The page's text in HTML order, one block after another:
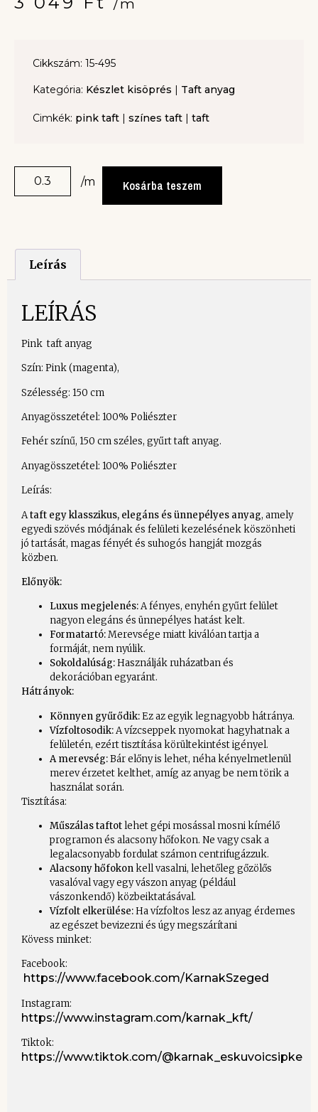
/m
Cikkszám: 15-495
Kategória: Készlet kisöprés | Taft anyag
Cimkék: pink taft | színes taft | taft
/m Kosárba teszem
Leírás
LEÍRÁS
Pink taft anyag
Szín: Pink (magenta),
Szélesség: 150 cm
Anyagösszetétel: 100% Poliészter
Fehér színű, 150 cm széles, gyűrt taft anyag.
Anyagösszetétel: 100% Poliészter
Leírás:
Ataft egy klasszikus, elegáns és ünnepélyes anyag, amely
egyedi szövés módjának és felületi kezelésének köszönheti
jó tartását, magas fényét és suhogós hangját mozgás
közben.
Előnyök:
Luxus megjelenés:A fényes, enyhén gyűrt felület
nagyon elegáns és ünnepélyes hatást kelt.
Formatartó:Merevsége miatt kiválóan tartja a
formáját, nem nyúlik.
Sokoldalúság:Használják ruházatban és
dekorációban egyaránt.
Hátrányok:
Könnyen gyűrődik:Ez az egyik legnagyobb hátránya.
Vízfoltosodik:A vízcseppek nyomokat hagyhatnak a
felületén, ezért tisztítása körültekintést igényel.
A merevség:Bár előny is lehet, néha kényelmetlenül
merev érzetet kelthet, amíg az anyag be nem törik a
használat során.
Tisztítása:
Műszálas taftotlehet gépi mosással mosni kímélő
programon és alacsony hőfokon. Ne vagy csak a
legalacsonyabb fordulat számon centrifugázzuk.
Alacsony hőfokon kell vasalni, lehetőleg gőzölős
vasalóval vagy egy vászon anyag (például
vászonkendő) közbeiktatásával.
Vízfolt elkerülése:Ha vízfoltos lesz az anyag érdemes
az egészet bevizezni és úgy megszárítani
Kövess minket:
Facebook:
https://www.facebook.com/KarnakSzeged
Instagram:
https://www.instagram.com/karnak_kft/
Tiktok:
https://www.tiktok.com/@karnak_eskuvoicsipke